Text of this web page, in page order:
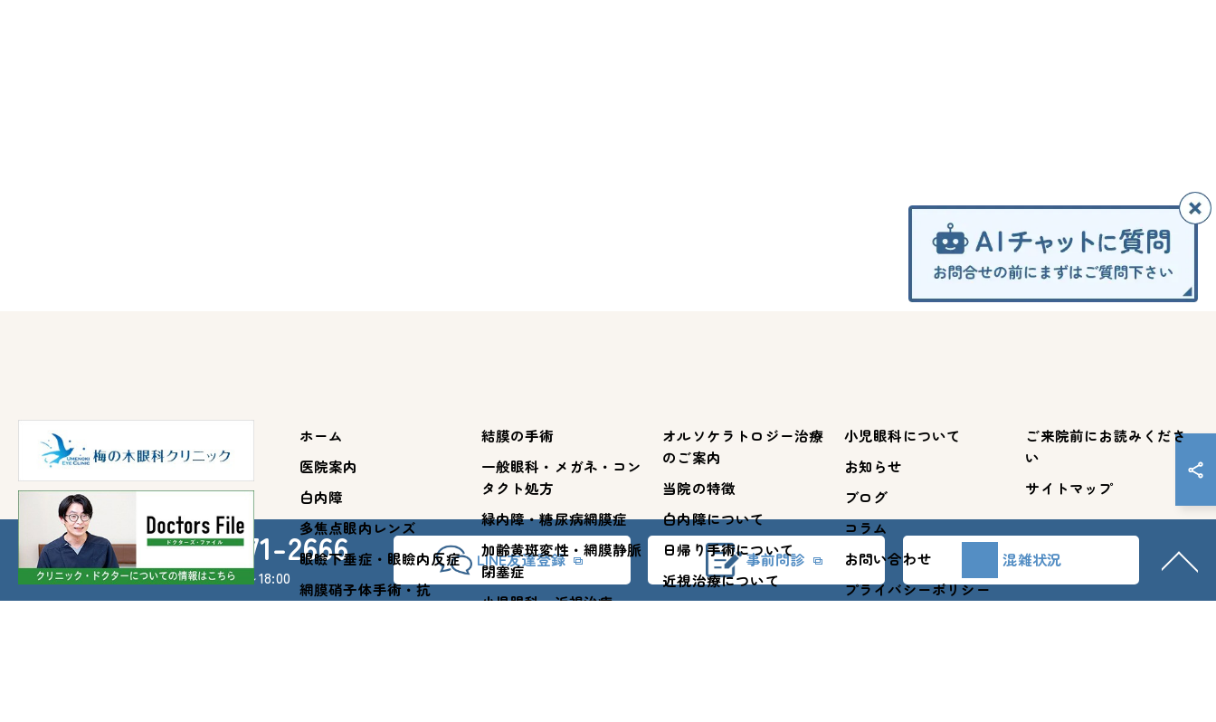
045-371-2666
受付時間：9:30～18:00
LINE友達登録 事前問診 混雑状況
ホーム
医院案内
白内障
多焦点眼内レンズ
眼瞼下垂症・眼瞼内反症
網膜硝子体手術・抗
結膜の手術
一般眼科・メガネ・コン
タクト処方
緑内障・糖尿病網膜症
加齢黄斑変性・網膜静脈
閉塞症
小児眼科・近視治療
オルソケラトロジー治療
のご案内
当院の特徴
白内障について
日帰り手術について
近視治療について
小児眼科について
お知らせ
ブログ
コラム
お問い合わせ
プライバシーポリシー
ご来院前にお読みくださ
い
サイトマップ